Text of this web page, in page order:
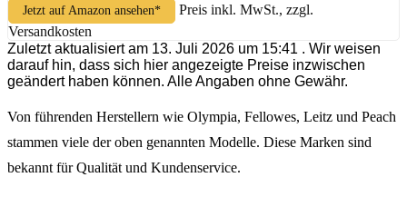
Jetzt auf Amazon ansehen*
Preis inkl. MwSt., zzgl.
Versandkosten
Zuletzt aktualisiert am 13. Juli 2026 um 15:41 . Wir weisen
darauf hin, dass sich hier angezeigte Preise inzwischen
geändert haben können. Alle Angaben ohne Gewähr.
Von führenden Herstellern wie Olympia, Fellowes, Leitz und Peach
stammen viele der oben genannten Modelle. Diese Marken sind
bekannt für Qualität und Kundenservice.